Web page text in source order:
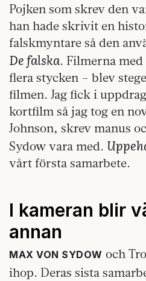
Pojken som skrev den
han hade skrivit en
falskmyntare så den
De falska. Filmerna
flera stycken – blev
filmen. Jag fick i
kortfilm så jag tog en
Johnson, skrev manus
Sydow vara med.
vårt första samarbete.
I kameran blir
annan
MAX VON SYDOW och
ihop. Deras sista